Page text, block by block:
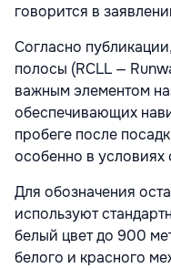
говорится в
Согласно
полосы (RCLL —
важным элементом
обеспечивающих
пробеге после
особенно в
Для обозначения
используют
белый цвет до 900
белого и красного